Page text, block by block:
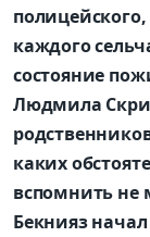
каждого
состояние
Людмила
каких
вспомнить не
Бекнияз